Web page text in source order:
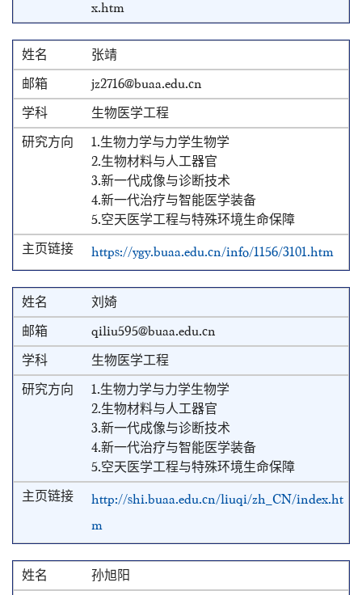
x.htm
张靖
jz2716@buaa.edu.cn
生物医学工程
1.生物力学与力学生物学
2.生物材料与人工器官
3.新一代成像与诊断技术
4.新一代治疗与智能医学装备
5.空天医学工程与特殊环境生命保障
https://ygy.buaa.edu.cn/info/1156/3101.htm
刘婍
qiliu595@buaa.edu.cn
生物医学工程
1.生物力学与力学生物学
2.生物材料与人工器官
3.新一代成像与诊断技术
4.新一代治疗与智能医学装备
5.空天医学工程与特殊环境生命保障
http://shi.buaa.edu.cn/liuqi/zh_CN/index.ht
m
孙旭阳